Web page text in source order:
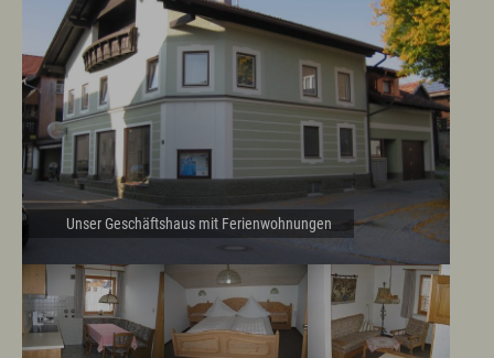
Unser Geschäftshaus mit Ferienwohnungen